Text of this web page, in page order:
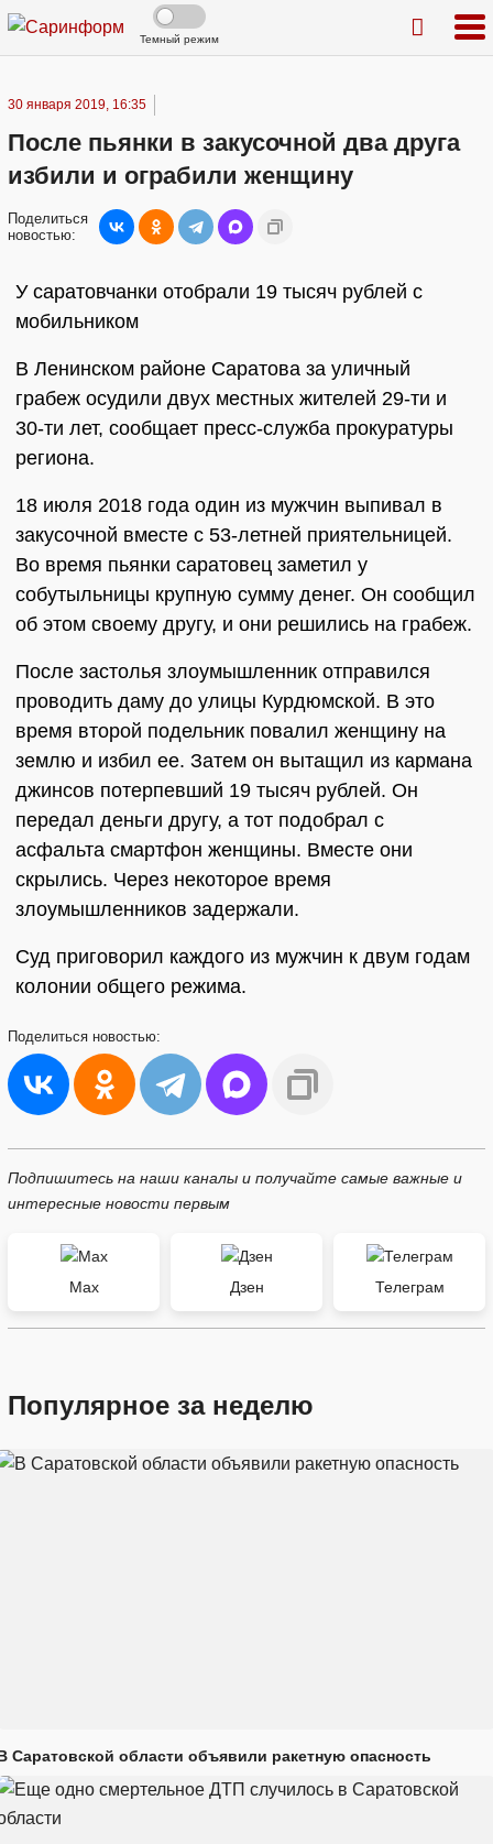
Темный режим
30 января 2019, 16:35
После пьянки в закусочной два друга
избили и ограбили женщину
Поделиться
новостью:
У саратовчанки отобрали 19 тысяч рублей с
мобильником
В Ленинском районе Саратова за уличный
грабеж осудили двух местных жителей 29-ти и
30-ти лет, сообщает пресс-служба прокуратуры
региона.
18 июля 2018 года один из мужчин выпивал в
закусочной вместе с 53-летней приятельницей.
Во время пьянки саратовец заметил у
собутыльницы крупную сумму денег. Он сообщил
об этом своему другу, и они решились на грабеж.
После застолья злоумышленник отправился
проводить даму до улицы Курдюмской. В это
время второй подельник повалил женщину на
землю и избил ее. Затем он вытащил из кармана
джинсов потерпевший 19 тысяч рублей. Он
передал деньги другу, а тот подобрал с
асфальта смартфон женщины. Вместе они
скрылись. Через некоторое время
злоумышленников задержали.
Суд приговорил каждого из мужчин к двум годам
колонии общего режима.
Поделиться новостью:
Подпишитесь на наши каналы и получайте самые важные и
интересные новости первым
Max Дзен Телеграм
Популярное за неделю
Саратовской области объявили ракетную опасность